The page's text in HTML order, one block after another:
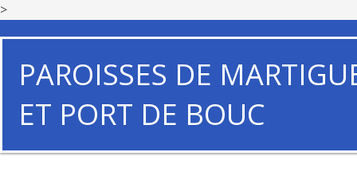
>
PAROISSES DE
ET PORT DE BOUC